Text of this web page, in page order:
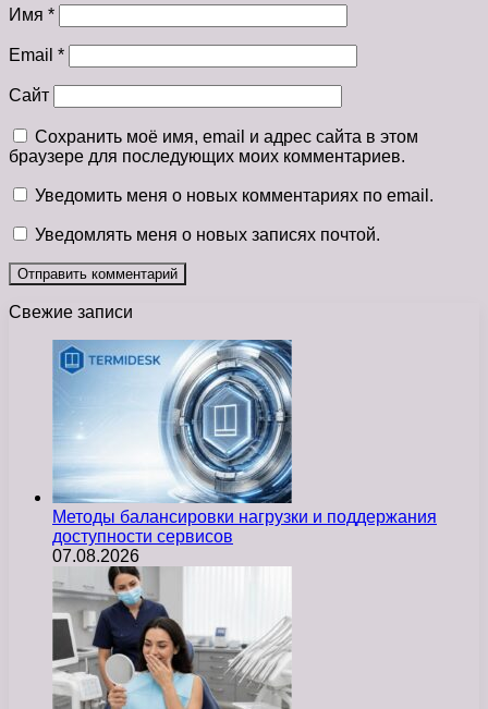
Имя *
Email *
Сайт
Сохранить моё имя, email и адрес сайта в этом
браузере для последующих моих комментариев.
Уведомить меня о новых комментариях по email.
Уведомлять меня о новых записях почтой.
Свежие записи
Методы балансировки нагрузки и поддержания
доступности сервисов
07.08.2026